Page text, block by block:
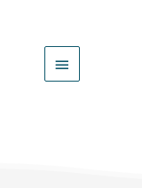
Hlavní